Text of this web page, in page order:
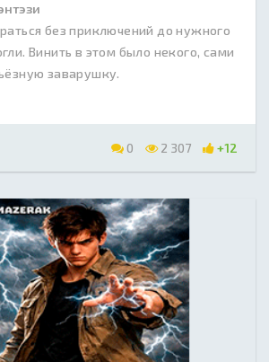
без приключений до нужного
Винить в этом было некого, сами
заварушку.
0 2 307 +12